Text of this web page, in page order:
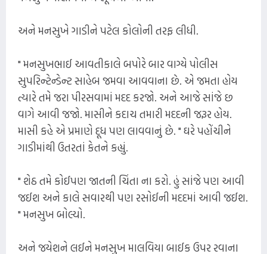
અને મનસુખે ગાડીને પટેલ કોલોની તરફ લીધી.
" મનસુખભાઈ આવતીકાલે બપોરે બાર વાગ્યે પોલીસ
સુપરિન્ટેન્ડેન્ટ સાહેબ જમવા આવવાના છે. એ જમતા હોય
ત્યારે તમે જરા પીરસવામાં મદદ કરજો. અને આજે સાંજે છ
વાગે આવી જજો. માસીને કદાચ તમારી મદદની જરૂર હોય.
માસી કહે એ પ્રમાણે દૂધ પણ લાવવાનું છે. " ઘરે પહોંચીને
ગાડીમાંથી ઉતરતાં કેતને કહ્યું.
" શેઠ તમે કોઈપણ જાતની ચિંતા ના કરો. હું સાંજે પણ આવી
જઈશ અને કાલે સવારથી પણ રસોઈની મદદમાં આવી જઈશ.
" મનસુખ બોલ્યો.
અને જયેશને લઈને મનસુખ માલવિયા બાઈક ઉપર રવાના